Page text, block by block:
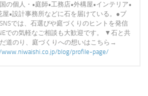
の個人・•庭師•工務店•外構屋•インテリア•
屋•設計事務所などに石を届けている。●ブ
では、石選びや庭づくりのヒントを発信
での気軽なご相談も大歓迎です。 ▼石と共
道のり、庭づくりへの想いはこちら→
blog/profile-page/